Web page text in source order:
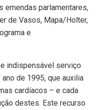
emendas parlamentares,
de Vasos, Mapa/Holter,
e
indispensável serviço
de 1995, que auxilia
cardíacos – e cada
destes. Este recurso